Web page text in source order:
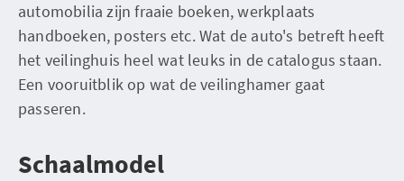
automobilia zijn fraaie boeken, werkplaats
handboeken, posters etc. Wat de auto's betreft heeft
het veilinghuis heel wat leuks in de catalogus staan.
Een vooruitblik op wat de veilinghamer gaat
passeren.
Schaalmodel